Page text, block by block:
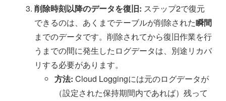
削除時刻以降のデータを復旧: ステップ2で復元
できるのは、あくまでテーブルが削除された瞬間
までのデータです。削除されてから復旧作業を行
うまでの間に発生したログデータは、別途リカバ
リする必要があります。
方法: Cloud Loggingには元のログデータが
（設定された保持期間内であれば）残って